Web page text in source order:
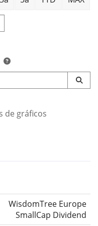
de gráficos
WisdomTree Europe
SmallCap Dividend